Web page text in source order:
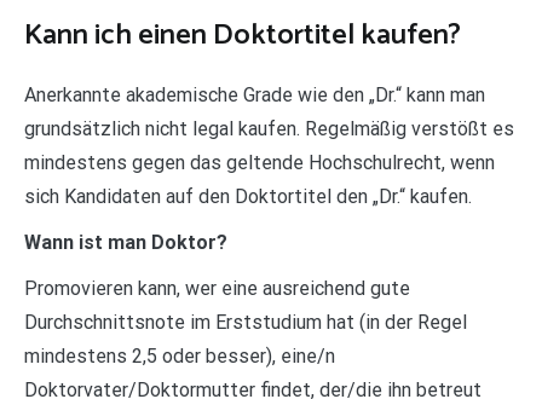
Kann ich einen Doktortitel kaufen?
Anerkannte akademische Grade wie den „Dr.“ kann man
grundsätzlich nicht legal kaufen. Regelmäßig verstößt es
mindestens gegen das geltende Hochschulrecht, wenn
sich Kandidaten auf den Doktortitel den „Dr.“ kaufen.
Wann ist man Doktor?
Promovieren kann, wer eine ausreichend gute
Durchschnittsnote im Erststudium hat (in der Regel
mindestens 2,5 oder besser), eine/n
Doktorvater/Doktormutter findet, der/die ihn betreut